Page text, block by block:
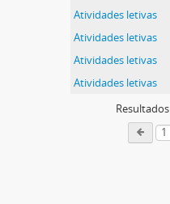
Atividades letivas
Atividades letivas
Atividades letivas
Atividades letivas
Resultados